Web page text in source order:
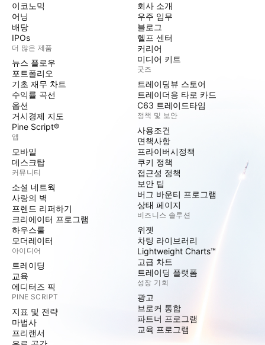
이코노믹
어닝
배당
IPOs
더 많은 제품
뉴스 플로우
포트폴리오
기초 재무 차트
수익률 곡선
옵션
거시경제 지도
Pine Script®
앱
모바일
데스크탑
커뮤니티
소셜 네트웍
사랑의 벽
프렌드 리퍼하기
크리에이터 프로그램
하우스룰
모더레이터
아이디어
트레이딩
교육
에디터즈 픽
PINE SCRIPT
지표 및 전략
마법사
프리랜서
회사 소개
우주 임무
블로그
헬프 센터
커리어
미디어 키트
굿즈
트레이딩뷰 스토어
트레이더용 타로 카드
C63 트레이드타임
정책 및 보안
사용조건
면책사항
프라이버시정책
쿠키 정책
접근성 정책
보안 팁
버그 바운티 프로그램
상태 페이지
비즈니스 솔루션
위젯
차팅 라이브러리
Lightweight Charts™
고급 차트
트레이딩 플랫폼
성장 기회
광고
브로커 통합
파트너 프로그램
교육 프로그램